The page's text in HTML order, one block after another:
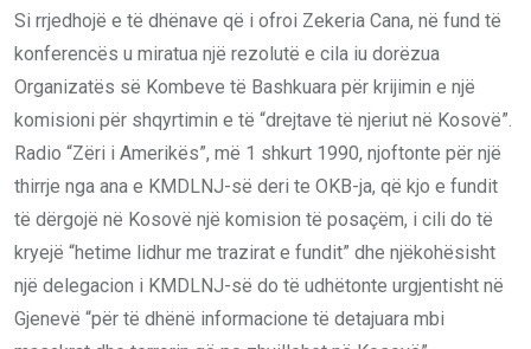
Si rrjedhojë e të dhënave që i ofroi Zekeria Cana, në fund të
konferencës u miratua një rezolutë e cila iu dorëzua
Organizatës së Kombeve të Bashkuara për krijimin e një
komisioni për shqyrtimin e të “drejtave të njeriut në Kosovë”.
Radio “Zëri i Amerikës”, më 1 shkurt 1990, njoftonte për një
thirrje nga ana e KMDLNJ-së deri te OKB-ja, që kjo e fundit
të dërgojë në Kosovë një komision të posaçëm, i cili do të
kryejë “hetime lidhur me trazirat e fundit” dhe njëkohësisht
një delegacion i KMDLNJ-së do të udhëtonte urgjentisht në
Gjenevë “për të dhënë informacione të detajuara mbi